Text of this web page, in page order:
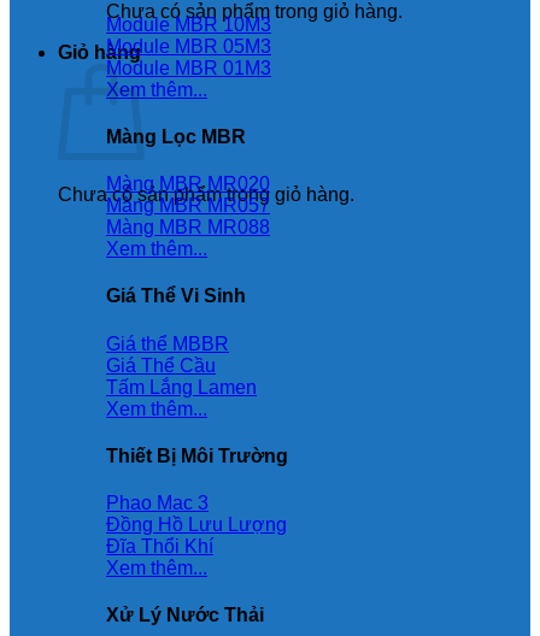
Chưa có sản phẩm trong giỏ hàng.
Giỏ hàng
Chưa có sản phẩm trong giỏ hàng.
Module MBR 10M3
Module MBR 05M3
Module MBR 01M3
Xem thêm...
Màng Lọc MBR
Màng MBR MR020
Màng MBR MR057
Màng MBR MR088
Xem thêm...
Giá Thể Vi Sinh
Giá thể MBBR
Giá Thể Cầu
Tấm Lắng Lamen
Xem thêm...
Thiết Bị Môi Trường
Phao Mac 3
Đồng Hồ Lưu Lượng
Đĩa Thổi Khí
Xem thêm...
Xử Lý Nước Thải